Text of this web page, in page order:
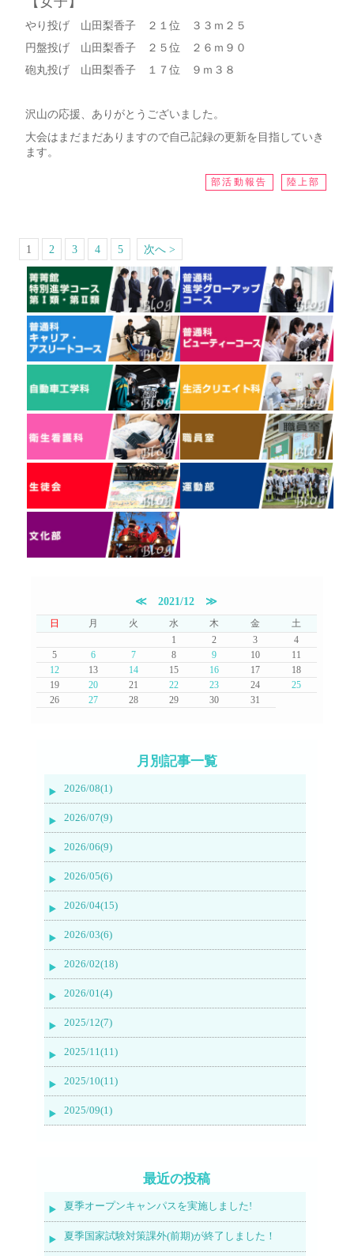
やり投げ 山田梨香子 ２１位 ３３ｍ２５
円盤投げ 山田梨香子 ２５位 ２６ｍ９０
砲丸投げ 山田梨香子 １７位 ９ｍ３８
沢山の応援、ありがとうございました。
大会はまだまだありますので自己記録の更新を目指していき
ます。
部活動報告 陸上部
1 2 3 4 5 次へ >
≪ 2021/12 ≫
日 月 火 水 木 金
土
1
2 3
4
5
6 7 8 9 10
11
12
13 14 15 16 17
18
19
20 21 22 23 24
25
26
27 28 29 30 31
月別記事一覧
2026/08(1)
2026/07(9)
2026/06(9)
2026/05(6)
2026/04(15)
2026/03(6)
2026/02(18)
2026/01(4)
2025/12(7)
2025/11(11)
2025/10(11)
2025/09(1)
最近の投稿
夏季オープンキャンパスを実施しました!
夏季国家試験対策課外(前期)が終了しました！